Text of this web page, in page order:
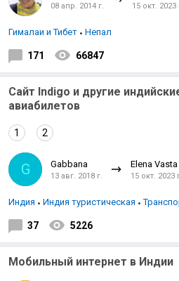
08 апр. 2014 г. 15 окт. 2023
Гималаи и Тибет Непал
171 66847
Сайт Indigo и другие
авиабилетов
1 2
G Gabbana
13 авг. 2018 г.
Elena Vasta
15 окт. 2023
Индия Индия туристическая
37 5226
Мобильный интернет в Индии